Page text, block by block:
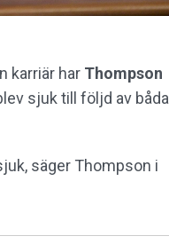
karriär har Thompson
sjuk till följd av båda
säger Thompson i